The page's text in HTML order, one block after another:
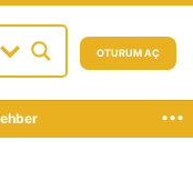
OTURUM AÇ
...